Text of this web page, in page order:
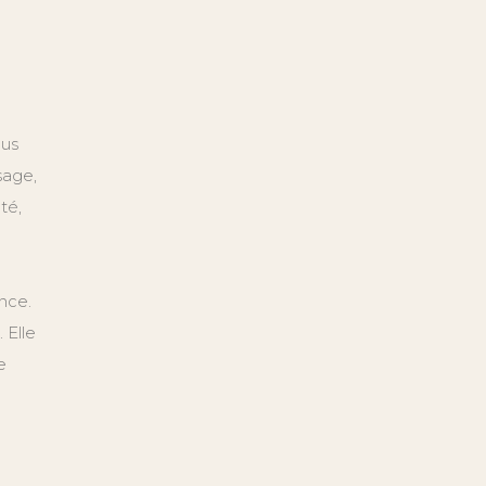
Elle